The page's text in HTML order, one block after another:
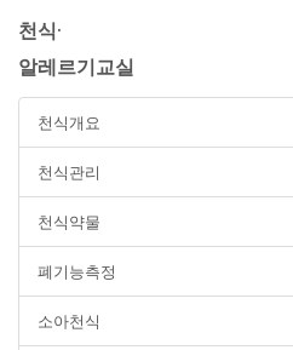
천식·
알레르기교실
천식개요
천식관리
천식약물
폐기능측정
소아천식